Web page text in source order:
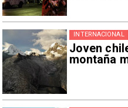
Joven
montaña
INTERNACIONAL